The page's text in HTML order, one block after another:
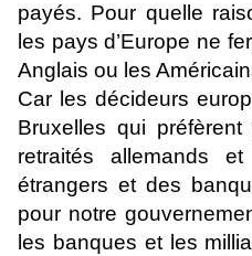
payés. Pour quelle
les pays d’Europe ne
Anglais ou les
Car les décideurs
Bruxelles qui préfèrent
retraités allemands
étrangers et des
pour notre
les banques et les